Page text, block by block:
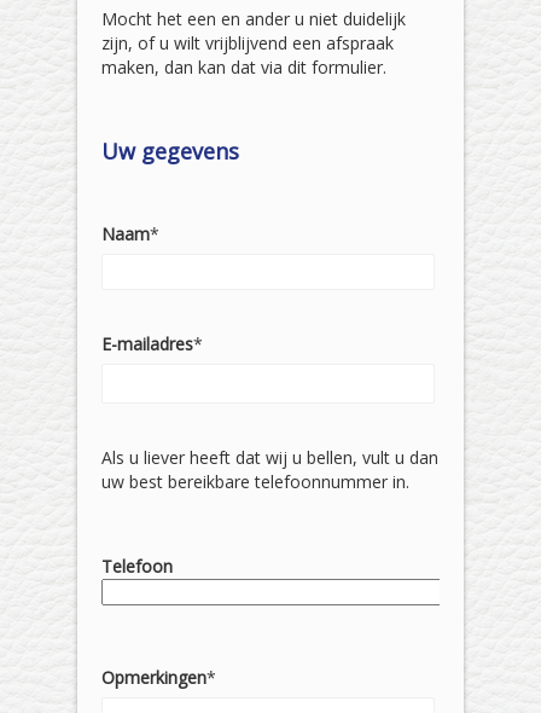
Mocht het een en ander u niet duidelijk
zijn, of u wilt vrijblijvend een afspraak
maken, dan kan dat via dit formulier.
Uw gegevens
Naam*
E-mailadres*
Als u liever heeft dat wij u bellen, vult u dan
uw best bereikbare telefoonnummer in.
Telefoon
Opmerkingen*